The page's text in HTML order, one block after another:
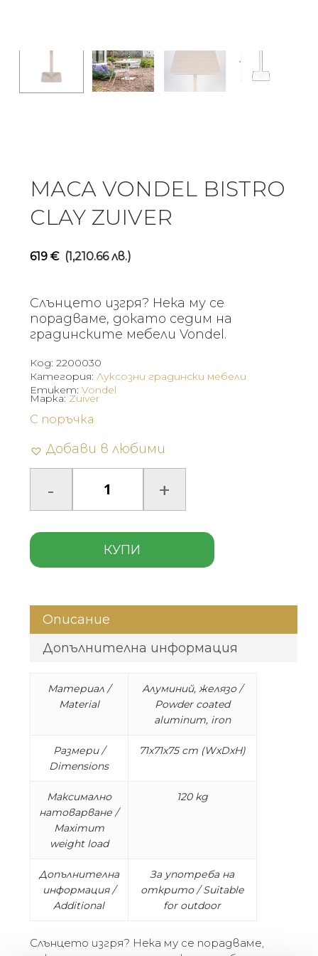
МАСА VONDEL BISTRO
CLAY ZUIVER
619 € (1,210.66 лв.)
Слънцето изгря? Нека му се
порадваме, докато седим на
градинските мебели Vondel.
Код: 2200030
Категория: Луксозни градински мебели
Етикет: Vondel
С поръчка
Добави в любими
КУПИ
Марка: Zuiver
Описание
Допълнителна информация
Материал /
Material
Алуминий, желязо /
Powder coated
aluminum, iron
Размери /
Dimensions
71x71x75 cm (WxDxH)
Максимално
натоварване /
Maximum
weight load
120 kg
Допълнителна
информация /
Additional
За употреба на
открито / Suitable
for outdoor
Слънцето изгря? Нека му се порадваме,